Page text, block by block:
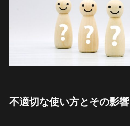
不適切な使い方とその影響